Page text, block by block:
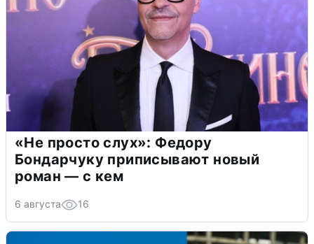
«Не просто слух»: Федору
Бондарчуку приписывают новый
роман — с кем
6 августа 16